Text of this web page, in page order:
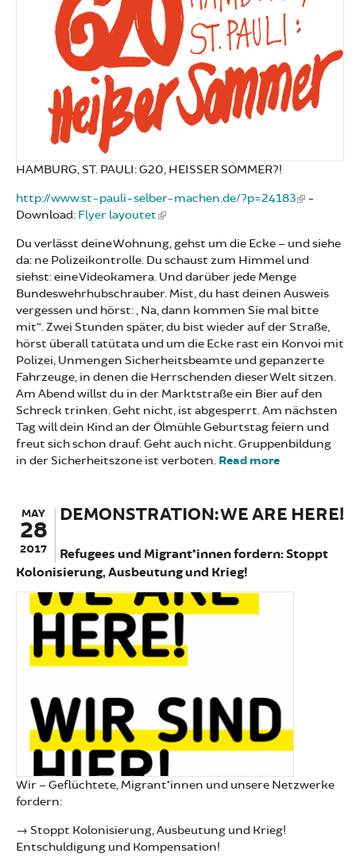
HAMBURG, ST. PAULI: G20, HEISSER SOMMER?!
http://www.st-pauli-selber-machen.de/?p=24183
-
Download: Flyer layoutet
Du verlässt deine Wohnung, gehst um die Ecke – und siehe
da: ne Polizeikontrolle. Du schaust zum Himmel und
siehst: eine Videokamera. Und darüber jede Menge
Bundeswehrhubschrauber. Mist, du hast deinen Ausweis
vergessen und hörst: „Na, dann kommen Sie mal bitte
mit“. Zwei Stunden später, du bist wieder auf der Straße,
hörst überall tatütata und um die Ecke rast ein Konvoi mit
Polizei, Unmengen Sicherheitsbeamte und gepanzerte
Fahrzeuge, in denen die Herrschenden dieser Welt sitzen.
Am Abend willst du in der Marktstraße ein Bier auf den
Schreck trinken. Geht nicht, ist abgesperrt. Am nächsten
Tag will dein Kind an der Ölmühle Geburtstag feiern und
freut sich schon drauf. Geht auch nicht. Gruppenbildung
in der Sicherheitszone ist verboten. Read more
G20,
MAY
28
2017
DEMONSTRATION: WE ARE HERE!
Refugees und Migrant*innen fordern: Stoppt
Kolonisierung, Ausbeutung und Krieg!
Wir – Geflüchtete, Migrant*innen und unsere Netzwerke
fordern:
→ Stoppt Kolonisierung, Ausbeutung und Krieg!
Entschuldigung und Kompensation!